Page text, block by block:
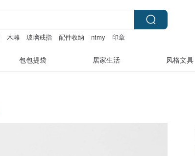
木雕 玻璃戒指 配件收纳 ntmy 印章
包包提袋 居家生活 风格文具